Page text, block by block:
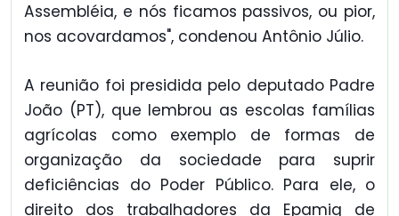
Assembléia, e nós ficamos passivos, ou pior,
nos acovardamos", condenou Antônio Júlio.
A reunião foi presidida pelo deputado Padre
João (PT), que lembrou as escolas famílias
agrícolas como exemplo de formas de
organização da sociedade para suprir
deficiências do Poder Público. Para ele, o
direito dos trabalhadores da Epamig de